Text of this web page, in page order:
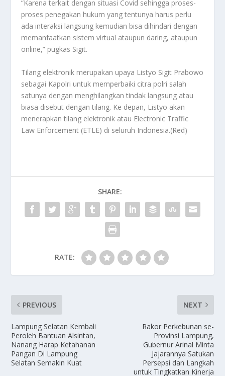
“Karena terkait dengan situasi Covid sehingga proses-
proses penegakan hukum yang tentunya harus perlu
ada interaksi langsung kemudian bisa dihindari dengan
memanfaatkan sistem virtual ataupun daring, ataupun
online,” pugkas Sigit.
Tilang elektronik merupakan upaya Listyo Sigit Prabowo
sebagai Kapolri untuk memperbaiki citra polri salah
satunya dengan menghilangkan tindak langsung atau
biasa disebut dengan tilang. Ke depan, Listyo akan
menerapkan tilang elektronik atau Electronic Traffic
Law Enforcement (ETLE) di seluruh Indonesia.(Red)
SHARE:
RATE:
PREVIOUS
Lampung Selatan Kembali
Peroleh Bantuan Alsintan,
Nanang Harap Ketahanan
Pangan Di Lampung
Selatan Semakin Kuat
NEXT
Rakor Perkebunan se-
Provinsi Lampung,
Gubernur Arinal Minta
Jajarannya Satukan
Persepsi dan Langkah
untuk Tingkatkan Kinerja